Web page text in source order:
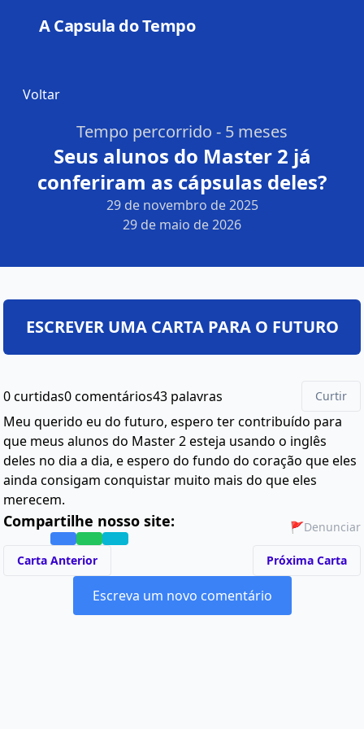
A Capsula do Tempo
Voltar
Tempo percorrido - 5 meses
Seus alunos do Master 2 já
conferiram as cápsulas deles?
29 de novembro de 2025
29 de maio de 2026
0 curtidas0 comentários43 palavras Curtir
Meu querido eu do futuro, espero ter contribuído para
que meus alunos do Master 2 esteja usando o inglês
deles no dia a dia, e espero do fundo do coração que eles
ainda consigam conquistar muito mais do que eles
merecem.
Compartilhe nosso site: 🚩Denunciar
Carta Anterior Próxima Carta
Escreva um novo comentário
ESCREVER UMA CARTA PARA O FUTURO